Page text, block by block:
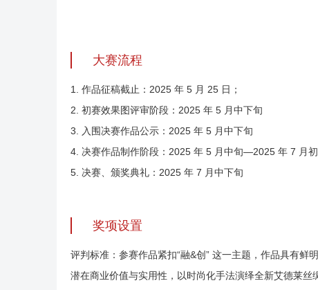
大赛流程
1. 作品征稿截止：2025 年 5 月 25 日；
2. 初赛效果图评审阶段：2025 年 5 月中下旬
3. 入围决赛作品公示：2025 年 5 月中下旬
4. 决赛作品制作阶段：2025 年 5 月中旬—2025 年 7 月初
5. 决赛、颁奖典礼：2025 年 7 月中下旬
奖项设置
评判标准：参赛作品紧扣“融&创” 这一主题，作品具有
潜在商业价值与实用性，以时尚化手法演绎全新艾德莱